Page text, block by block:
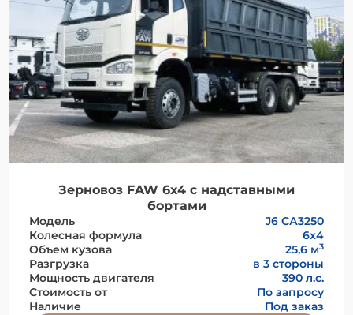
Зерновоз FAW 6х4 с надставными
бортами
Модель
J6 СА3250
Колесная формула
6x4
Объем кузова
25,6 м3
Разгрузка
в 3 стороны
Мощность двигателя
390 л.с.
Стоимость от
По запросу
Наличие
Под заказ